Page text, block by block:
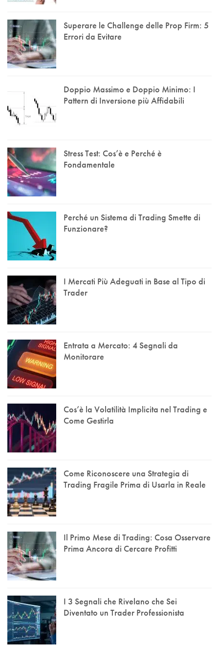
Superare le Challenge delle Prop Firm: 5
Errori da Evitare
Doppio Massimo e Doppio Minimo: I
Pattern di Inversione più Affidabili
Stress Test: Cos’è e Perché è
Fondamentale
Perché un Sistema di Trading Smette di
Funzionare?
I Mercati Più Adeguati in Base al Tipo di
Trader
Entrata a Mercato: 4 Segnali da
Monitorare
Cos’è la Volatilità Implicita nel Trading e
Come Gestirla
Come Riconoscere una Strategia di
Trading Fragile Prima di Usarla in Reale
Il Primo Mese di Trading: Cosa Osservare
Prima Ancora di Cercare Profitti
I 3 Segnali che Rivelano che Sei
Diventato un Trader Professionista